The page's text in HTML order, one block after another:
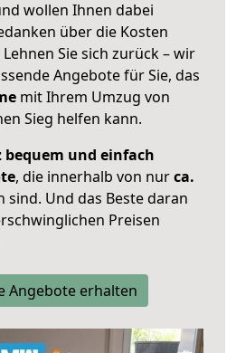
wollen Ihnen dabei
über die Kosten
Sie sich zurück – wir
Angebote für Sie, das
mit Ihrem Umzug von
Sieg helfen kann.
bequem und einfach
, die innerhalb von nurca.
sind. Und das Beste daran
Preisen
Angebote erhalten